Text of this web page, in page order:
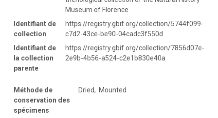
Museum of Florence
Identifiant de
collection
https://registry.gbif.org/collection/5744f099-
c7d2-43ce-be90-04cadc3f550d
Identifiant de
la collection
parente
https://registry.gbif.org/collection/7856d07e-
2e9b-4b56-a524-c2e1b830e40a
Méthode de
conservation des
spécimens
Dried, Mounted